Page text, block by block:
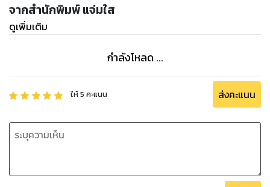
จากสำนักพิมพ์ แจ่มใส
ดูเพิ่มเติม
กำลังโหลด ...
ให้5 คะแนน ส่งคะแนน